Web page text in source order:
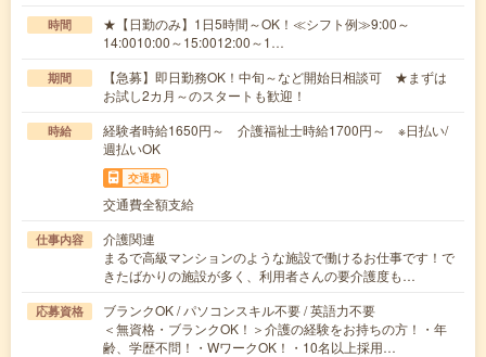
時間
★【日勤のみ】1日5時間～OK！≪シフト例≫9:00～
14:0010:00～15:0012:00～1…
期間
【急募】即日勤務OK！中旬～など開始日相談可 ★まずは
お試し2カ月～のスタートも歓迎！
時給
経験者時給1650円～ 介護福祉士時給1700円～ ※日払い/
週払いOK
交通費
交通費全額支給
仕事内容
介護関連
まるで高級マンションのような施設で働けるお仕事です！で
きたばかりの施設が多く、利用者さんの要介護度も…
応募資格
ブランクOK / パソコンスキル不要 / 英語力不要
＜無資格・ブランクOK！＞介護の経験をお持ちの方！・年
齢、学歴不問！・WワークOK！・10名以上採用…